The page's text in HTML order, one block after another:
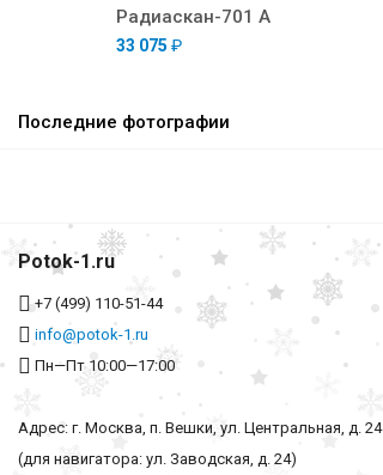
Радиаскан-701 А
33 075 ₽
Последние фотографии
Potok-1.ru
+7 (499) 110-51-44
info@potok-1.ru
Пн—Пт 10:00—17:00
Адрес: г. Москва, п. Вешки, ул. Центральная, д. 24
(для навигатора: ул. Заводская, д. 24)